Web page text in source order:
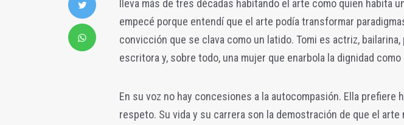
lleva más de tres décadas habitando el arte como quien habita
empecé porque entendí que el arte podía transformar
convicción que se clava como un latido. Tomi es actriz,
escritora y, sobre todo, una mujer que enarbola la dignidad como
En su voz no hay concesiones a la autocompasión. Ella prefiere
respeto. Su vida y su carrera son la demostración de que el